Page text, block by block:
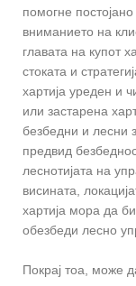
помогне
вниманието на
главата на купот
стоката и
хартија уреден и
или застарена
безбедни и лесни
предвид
леснотијата на
висината,
хартија мора да
обезбеди лесно
Покрај тоа, може